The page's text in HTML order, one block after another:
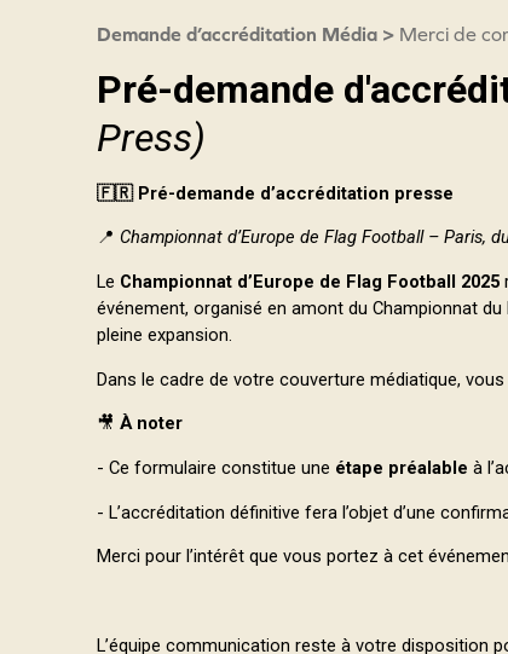
Demande d’accréditation Média > Merci de